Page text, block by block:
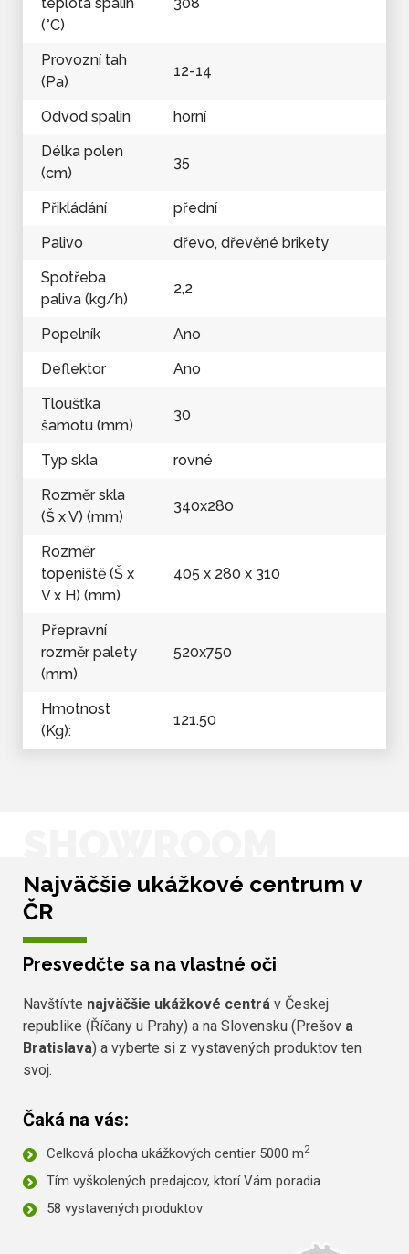
(°C)
Provozní tah
(Pa)
12-14
Odvod spalin
horní
Délka polen
(cm)
35
Přikládání
přední
Palivo
dřevo, dřevěné brikety
Spotřeba
paliva (kg/h)
2,2
Popelník
Ano
Deflektor
Ano
Tloušťka
šamotu (mm)
30
Typ skla
rovné
Rozměr skla
(Š x V) (mm)
340x280
Rozměr
topeniště (Š x
V x H) (mm)
405 x 280 x 310
Přepravní
rozměr palety
(mm)
520x750
Hmotnost
(Kg):
121.50
Najväčšie ukážkové centrum v
ČR
Presvedčte sa na vlastné oči
Navštívte najväčšie ukážkové centrá v Českej
republike (Říčany u Prahy) a na Slovensku (Prešov a
Bratislava) a vyberte si z vystavených produktov ten
svoj.
Čaká na vás:
Celková plocha ukážkových centier 5000 m2
Tím vyškolených predajcov, ktorí Vám poradia
58 vystavených produktov